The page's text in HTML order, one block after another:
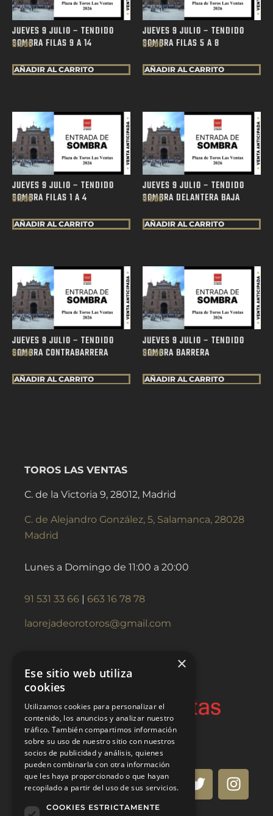
JUEVES 9 JULIO – TENDIDO
SOMBRA FILAS 9 A 14
0.00€
AÑADIR AL CARRITO
JUEVES 9 JULIO – TENDIDO
SOMBRA FILAS 5 A 8
0.00€
AÑADIR AL CARRITO
JUEVES 9 JULIO – TENDIDO
SOMBRA FILAS 1 A 4
0.00€
AÑADIR AL CARRITO
JUEVES 9 JULIO – TENDIDO
SOMBRA DELANTERA BAJA
0.00€
AÑADIR AL CARRITO
JUEVES 9 JULIO – TENDIDO
SOMBRA CONTRABARRERA
0.00€
AÑADIR AL CARRITO
JUEVES 9 JULIO – TENDIDO
SOMBRA BARRERA
0.00€
AÑADIR AL CARRITO
TOROS LAS VENTAS
C. de la Victoria 9, 28012, Madrid
C. de Alejandro González, 5, Salamanca, 28028
Madrid
Lunes a Domingo de 11:00 a 20:00
91 531 33 66 | 663 16 78 78
laorejadeorotoros@gmail.com
×
Ese sitio web utiliza
cookies
Utilizamos cookies para personalizar el
contenido, los anuncios y analizar nuestro
tráfico. También compartimos información
sobre su uso de nuestro sitio con nuestros
socios de publicidad y análisis, quienes
pueden combinarla con otra información
que les haya proporcionado o que hayan
recopilado a partir del uso de sus servicios.
COOKIES ESTRICTAMENTE